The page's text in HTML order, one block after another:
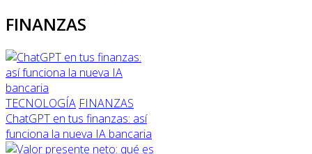
FINANZAS
TECNOLOGÍA FINANZAS
ChatGPT en tus finanzas: así
funciona la nueva IA bancaria